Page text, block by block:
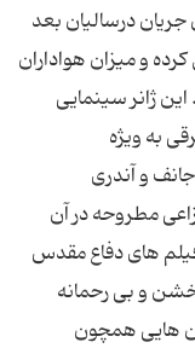
درسالیان بعد
و میزان هواداران
ژانر سینمایی
به ویژه
و آندری
مطروحه در آن
بود. پس از پایان جنگ در سال 1367 فیلم های دفاع مقدس
و بی رحمانه
هایی همچون